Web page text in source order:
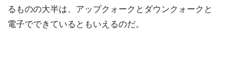
るものの大半は、アップクォークとダウンクォークと
電子でできているともいえるのだ。